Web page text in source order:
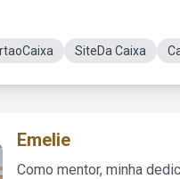
SiteDa Caixa
Emelie
Como mentor, minha